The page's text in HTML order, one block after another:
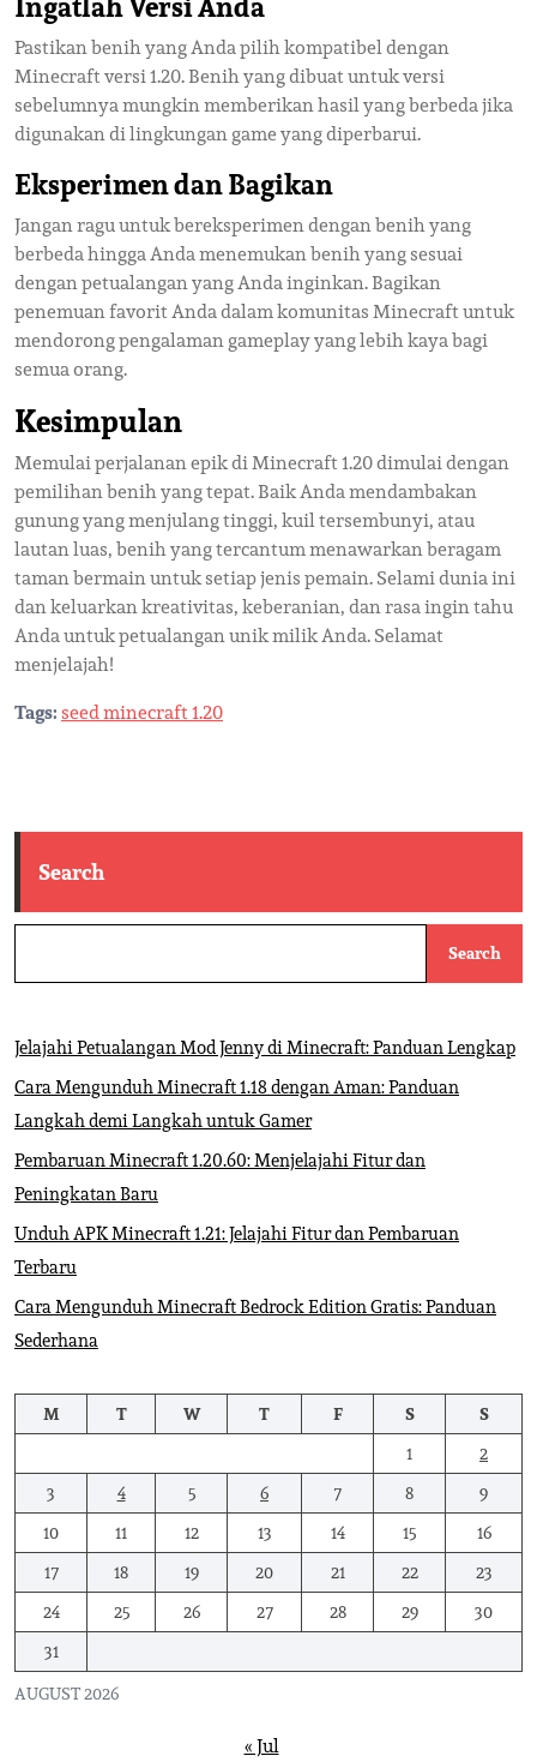
Pastikan benih yang Anda pilih kompatibel dengan
Minecraft versi 1.20. Benih yang dibuat untuk versi
sebelumnya mungkin memberikan hasil yang berbeda jika
digunakan di lingkungan game yang diperbarui.
Eksperimen dan Bagikan
Jangan ragu untuk bereksperimen dengan benih yang
berbeda hingga Anda menemukan benih yang sesuai
dengan petualangan yang Anda inginkan. Bagikan
penemuan favorit Anda dalam komunitas Minecraft untuk
mendorong pengalaman gameplay yang lebih kaya bagi
semua orang.
Kesimpulan
Memulai perjalanan epik di Minecraft 1.20 dimulai dengan
pemilihan benih yang tepat. Baik Anda mendambakan
gunung yang menjulang tinggi, kuil tersembunyi, atau
lautan luas, benih yang tercantum menawarkan beragam
taman bermain untuk setiap jenis pemain. Selami dunia ini
dan keluarkan kreativitas, keberanian, dan rasa ingin tahu
Anda untuk petualangan unik milik Anda. Selamat
menjelajah!
Tags:seed minecraft 1.20
Search
Search
Jelajahi Petualangan Mod Jenny di Minecraft: Panduan Lengkap
Cara Mengunduh Minecraft 1.18 dengan Aman: Panduan
Langkah demi Langkah untuk Gamer
Pembaruan Minecraft 1.20.60: Menjelajahi Fitur dan
Peningkatan Baru
Unduh APK Minecraft 1.21: Jelajahi Fitur dan Pembaruan
Terbaru
Cara Mengunduh Minecraft Bedrock Edition Gratis: Panduan
Sederhana
AUGUST 2026
M T W T F S
S
1
2
3
4 5 6 7 8
9
10
11 12 13 14 15
16
17
18 19 20 21 22
23
24
25 26 27 28 29
30
31
« Jul